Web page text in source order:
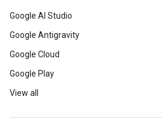
Google AI Studio
Google Antigravity
Google Cloud
Google Play
View all